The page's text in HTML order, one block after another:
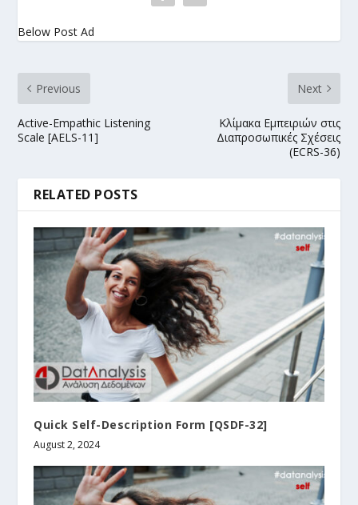
Below Post Ad
Previous
Active-Empathic Listening
Scale [AELS-11]
Next
Κλίμακα Εμπειριών στις
Διαπροσωπικές Σχέσεις
(ECRS-36)
RELATED POSTS
Quick Self-Description Form [QSDF-32]
August 2, 2024